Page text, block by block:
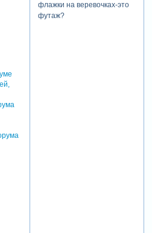
флажки на веревочках-это
футаж?